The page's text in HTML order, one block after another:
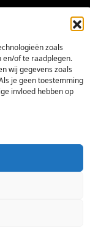
zoals
en/of te raadplegen.
wij gegevens zoals
je geen toestemming
invloed hebben op